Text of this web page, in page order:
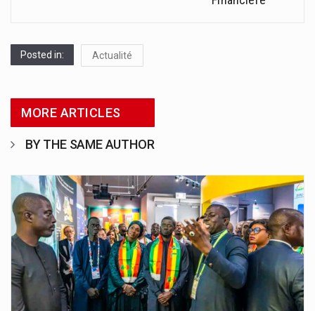
Posted in: Actualité
MORE ARTICLES
BY THE SAME AUTHOR